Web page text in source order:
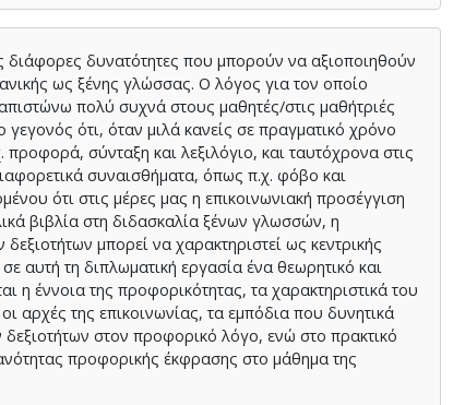
διάφορες δυνατότητες που μπορούν να αξιοποιηθούν
ως ξένης γλώσσας. Ο λόγος για τον οποίο
πολύ συχνά στους μαθητές/στις μαθήτριές
ότι, όταν μιλά κανείς σε πραγματικό χρόνο
σύνταξη και λεξιλόγιο, και ταυτόχρονα στις
συναισθήματα, όπως π.χ. φόβο και
ότι στις μέρες μας η επικοινωνιακή προσέγγιση
βιβλία στη διδασκαλία ξένων γλωσσών, η
μπορεί να χαρακτηριστεί ως κεντρικής
αυτή τη διπλωματική εργασία ένα θεωρητικό και
η έννοια της προφορικότητας, τα χαρακτηριστικά του
αρχές της επικοινωνίας, τα εμπόδια που δυνητικά
στον προφορικό λόγο, ενώ στο πρακτικό
προφορικής έκφρασης στο μάθημα της